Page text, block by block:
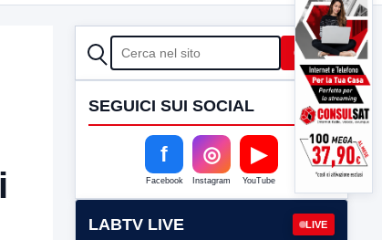
CERCA Cerca
SEGUICI SUI SOCIAL
f
Facebook
◎
Instagram
▶
YouTube
LABTV LIVE LIVE